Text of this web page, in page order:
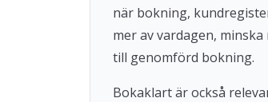
när bokning,
mer av vardagen,
till genomförd bokning.
Bokaklart är också